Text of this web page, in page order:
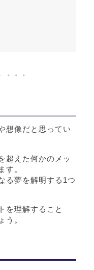
想像だと思ってい
超えた何かのメッ
す。
る夢を解明する1つ
を理解すること
う。